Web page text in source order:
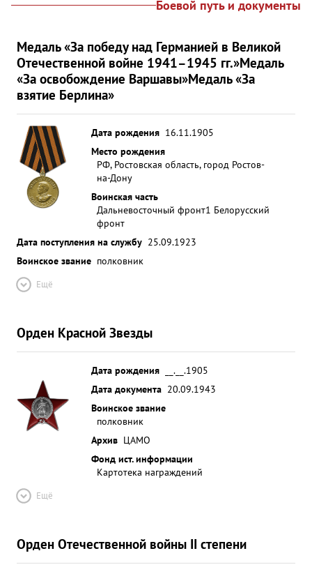
Боевой путь и документы
Медаль «За победу над Германией в Великой
Отечественной войне 1941–1945 гг.»Медаль
«За освобождение Варшавы»Медаль «За
взятие Берлина»
Дата рождения 16.11.1905
Место рождения
РФ, Ростовская область, город Ростов-
на-Дону
Воинская часть
Дальневосточный фронт1 Белорусский
фронт
Дата поступления на службу 25.09.1923
Воинское звание полковник
Ещё
Орден Красной Звезды
Дата рождения
__.__.1905
Дата документа 20.09.1943
Воинское звание
полковник
Архив ЦАМО
Фонд ист. информации
Картотека награждений
Ещё
Орден Отечественной войны II степени